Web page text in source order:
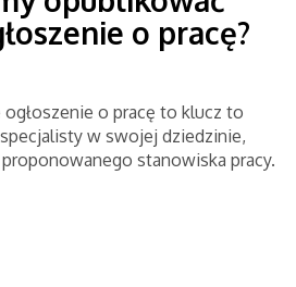
o pracę?
o pracę to klucz to
w swojej dziedzinie,
stanowiska pracy.